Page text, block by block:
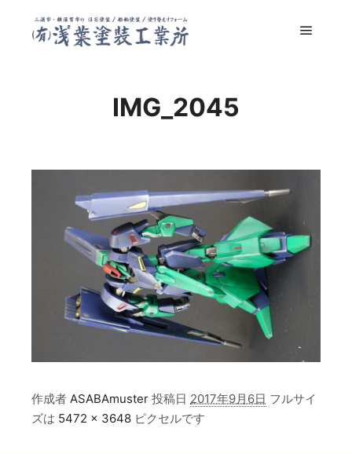
IMG_2045
作成者 ASABAmuster 投稿日 2017年9月6日 フルサイ
ズは 5472 × 3648 ピクセルです